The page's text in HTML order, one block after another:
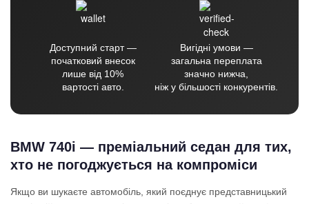
Доступний старт —
початковий внесок
лише від 10%
вартості авто.
Вигідні умови —
загальна переплата
значно нижча,
ніж у більшості конкурентів.
BMW 740i — преміальний седан для тих,
хто не погоджується на компроміси
Якщо ви шукаєте автомобіль, який поєднує представницький